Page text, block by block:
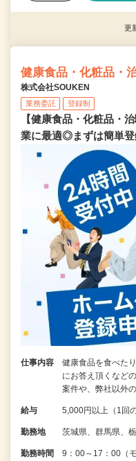
更
健康食品・化粧品・
株式会社SOUKEN
業務委託 登録制
【健康食品・化粧品・
業に最適◎まずは簡単登
仕事内容
健康食品を食べた
にお答え頂くなど
案件や、弊社以外
給与 5,000円以上（1回
勤務地 茨城県、群馬県、
勤務時間
9：00～17：00（